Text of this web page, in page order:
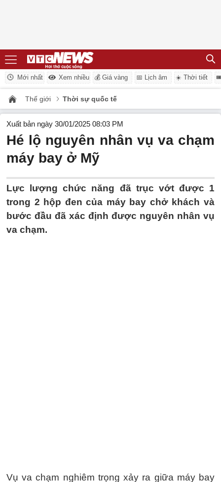
Mới nhất Xem nhiều 💰 Giá vàng 📅 Lịch âm ☀️ Thời tiết
Thế giới Thời sự quốc tế
Xuất bản ngày 30/01/2025 08:03 PM
Hé lộ nguyên nhân vụ va chạm
máy bay ở Mỹ
Lực lượng chức năng đã trục vớt được 1
trong 2 hộp đen của máy bay chở khách và
bước đầu đã xác định được nguyên nhân vụ
va chạm.
Vụ va chạm nghiêm trọng xảy ra giữa máy bay